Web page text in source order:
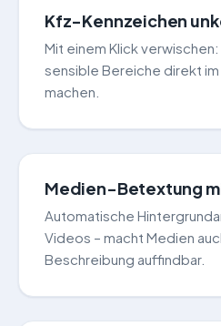
Kfz-Kennzeichen
Mit einem Klick
sensible Bereiche direkt
machen.
Medien-Betextung
Automatische
Videos – macht Medien
Beschreibung auffindbar.